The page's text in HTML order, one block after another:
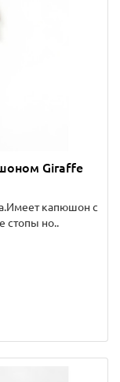
Giraffe
капюшон с
стопы но..